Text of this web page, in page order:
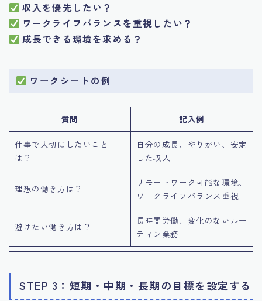
収入を優先したい？
ワークライフバランスを重視したい？
成長できる環境を求める？
ワークシートの例
質問 記入例
仕事で大切にしたいこと
は？
自分の成長、やりがい、安定
した収入
理想の働き方は？
リモートワーク可能な環境、
ワークライフバランス重視
避けたい働き方は？
長時間労働、変化のないルー
ティン業務
STEP 3：短期・中期・長期の目標を設定する